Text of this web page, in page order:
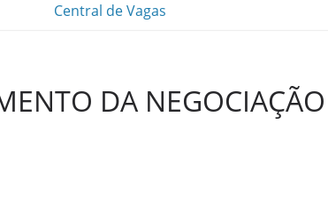
Central de Vagas
DA NEGOCIAÇÃO